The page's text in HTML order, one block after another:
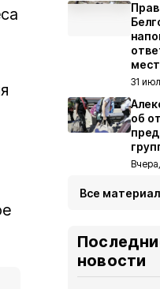
31
об
Все
новости